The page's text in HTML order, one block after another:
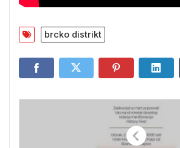
brcko distrikt